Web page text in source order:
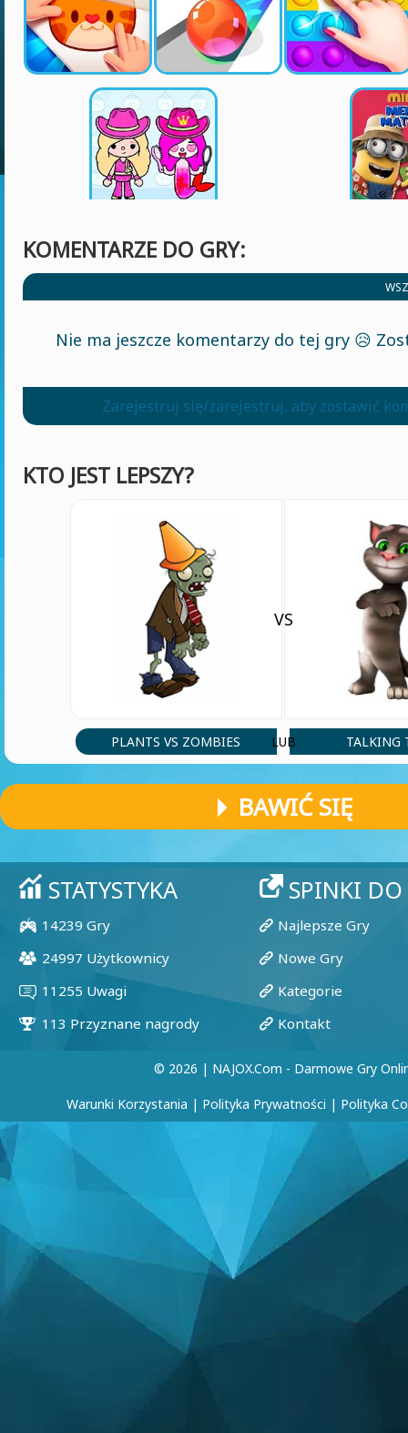
KOMENTARZE DO GRY:
Nie ma jeszcze komentarzy do tej gry 😥
Zarejestruj się/zarejestruj, aby zostawić
KTO JEST LEPSZY?
PLANTS VS ZOMBIES
VS
LUB TALKING
BAWIĆ SIĘ
© 2026 | NAJOX.com - Darmowe Gry
Warunki Korzystania | Polityka Prywatności | Polityka